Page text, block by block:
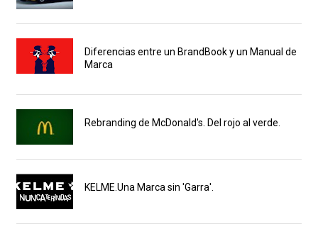
Diferencias entre un BrandBook y un Manual de
Marca
Rebranding de McDonald's. Del rojo al verde.
KELME.Una Marca sin 'Garra'.